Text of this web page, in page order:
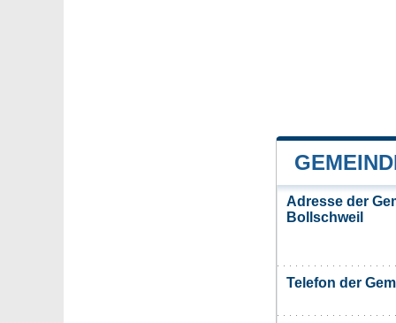
Adresse der
Bollschweil
Telefon der